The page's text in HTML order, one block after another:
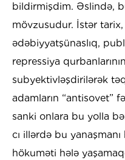
bildirmişdim. Əslində,
mövzusudur. İstər
ədəbiyyatşünaslıq,
repressiya
subyektivləşdirilərək
adamların “antisovet”
sanki onlara bu yolla
cı illərdə bu
hökuməti hələ